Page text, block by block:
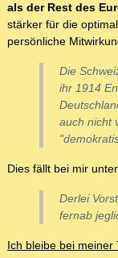
als der Rest des
stärker für die
persönliche
Die
ihr 1914
auch nicht
Dies fällt bei mir
Derlei
fernab
Ich bleibe bei meiner